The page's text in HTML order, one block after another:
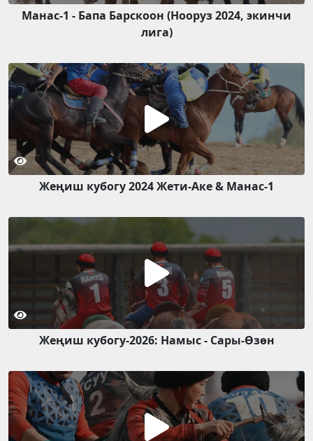
Манас-1 - Бапа Барскоон (Нооруз 2024, экинчи
лига)
Жеңиш кубогу 2024 Жети-Аке & Манас-1
Жеңиш кубогу-2026: Намыс - Сары-Өзөн